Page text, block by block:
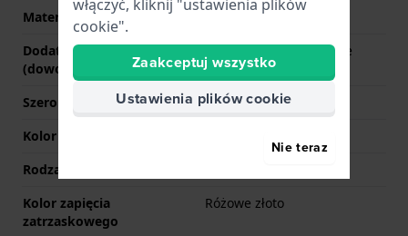
Materiał Paska
Stal nierdzewna
Dodatkowe informacje
(dowolny tekst)
Stainless Steel Milanese
Bracelet
Szerokość uchwytu
16 mm
Kolor paska
Rodzaj zapięcia
Kolor zapięcia
zatrzaskowego
Różowe złoto
włączyć, kliknij "ustawienia plików
cookie".
Zaakceptuj wszystko
Ustawienia plików cookie
Nie teraz